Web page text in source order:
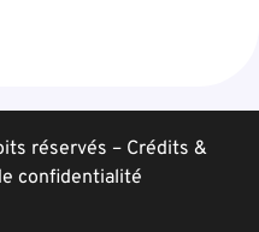
réservés – Crédits &
confidentialité